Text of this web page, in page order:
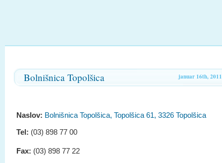
januar 16th, 2011
Bolnišnica Topolšica
Naslov: Bolnišnica Topolšica, Topolšica 61, 3326 Topolšica
Tel: (03) 898 77 00
Fax: (03) 898 77 22